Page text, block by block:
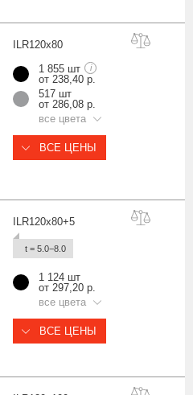
ILR120x80
1 855 шт i
от 238,40 р.
517 шт
от 286,08 р.
все цвета
ВСЕ ЦЕНЫ
ILR120x80+5
t = 5.0−8.0
1 124 шт
от 297,20 р.
все цвета
ВСЕ ЦЕНЫ